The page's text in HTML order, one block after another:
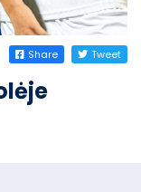
Share Tweet